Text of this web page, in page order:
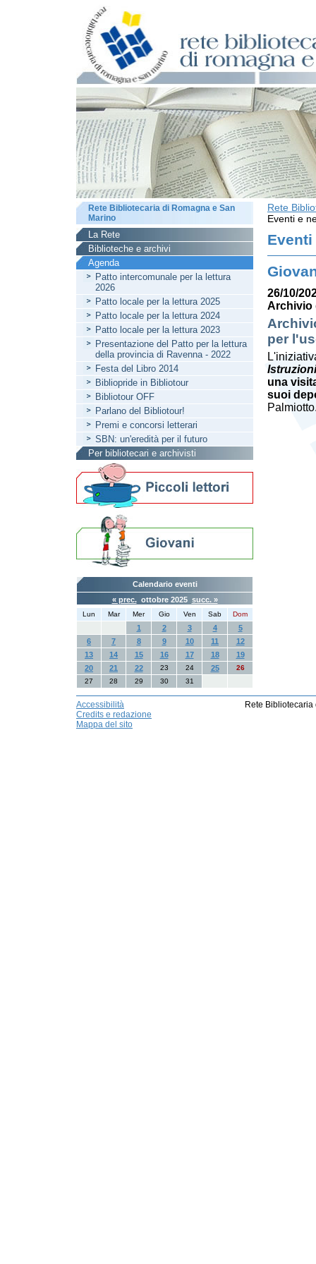
Rete
Eventi e
Eventi
26/10/
Archivio
per
una
suoi
Rete Bibliotecaria di Romagna e San
Marino
La Rete
Biblioteche e archivi
Agenda
Patto intercomunale per la lettura
2026
Patto locale per la lettura 2025
Patto locale per la lettura 2024
Patto locale per la lettura 2023
Presentazione del Patto per la lettura
della provincia di Ravenna - 2022
Festa del Libro 2014
Bibliopride in Bibliotour
Bibliotour OFF
Parlano del Bibliotour!
Premi e concorsi letterari
SBN: un'eredità per il futuro
Per bibliotecari e archivisti
Calendario eventi
« prec.ottobre 2025 succ. »
Lun Mar Mer Gio Ven Sab Dom
1 2 3 4
5
6
7 8 9 10 11
12
13
14 15 16 17 18
19
20
21 22 23 24 25
26
27
28 29 30 31
Accessibilità
Credits e redazione
Mappa del sito
Rete